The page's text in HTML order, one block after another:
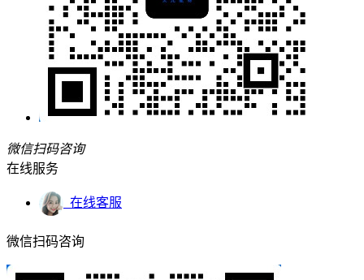
微信扫码咨询
在线服务
在线客服
微信扫码咨询